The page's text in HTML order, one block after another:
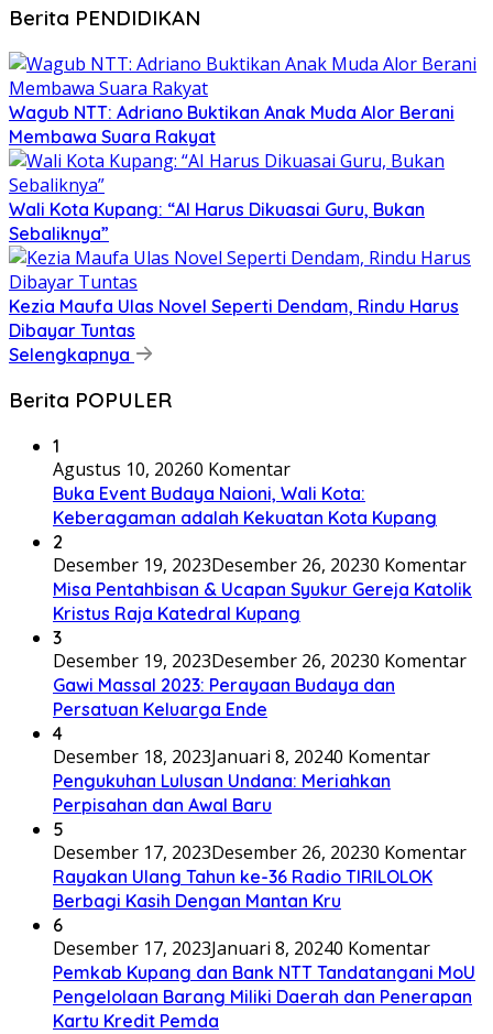
Berita PENDIDIKAN
Wagub NTT: Adriano Buktikan Anak Muda Alor Berani
Membawa Suara Rakyat
Wali Kota Kupang: “AI Harus Dikuasai Guru, Bukan
Sebaliknya”
Kezia Maufa Ulas Novel Seperti Dendam, Rindu Harus
Dibayar Tuntas
Selengkapnya
Berita POPULER
1
Agustus 10, 20260 Komentar
Buka Event Budaya Naioni, Wali Kota:
Keberagaman adalah Kekuatan Kota Kupang
2
Desember 19, 2023Desember 26, 20230 Komentar
Misa Pentahbisan & Ucapan Syukur Gereja Katolik
Kristus Raja Katedral Kupang
3
Desember 19, 2023Desember 26, 20230 Komentar
Gawi Massal 2023: Perayaan Budaya dan
Persatuan Keluarga Ende
4
Desember 18, 2023Januari 8, 20240 Komentar
Pengukuhan Lulusan Undana: Meriahkan
Perpisahan dan Awal Baru
5
Desember 17, 2023Desember 26, 20230 Komentar
Rayakan Ulang Tahun ke-36 Radio TIRILOLOK
Berbagi Kasih Dengan Mantan Kru
6
Desember 17, 2023Januari 8, 20240 Komentar
Pemkab Kupang dan Bank NTT Tandatangani MoU
Pengelolaan Barang Miliki Daerah dan Penerapan
Kartu Kredit Pemda